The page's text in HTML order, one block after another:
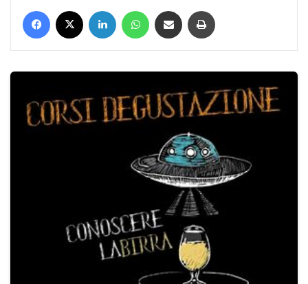
Facebook LinkedIn WhatsApp Condividi via mail